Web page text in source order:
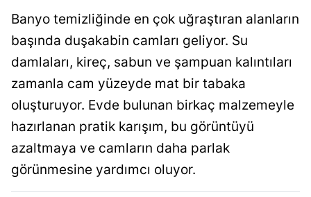
Banyo temizliğinde en çok uğraştıran alanların
başında duşakabin camları geliyor. Su
damlaları, kireç, sabun ve şampuan kalıntıları
zamanla cam yüzeyde mat bir tabaka
oluşturuyor. Evde bulunan birkaç malzemeyle
hazırlanan pratik karışım, bu görüntüyü
azaltmaya ve camların daha parlak
görünmesine yardımcı oluyor.